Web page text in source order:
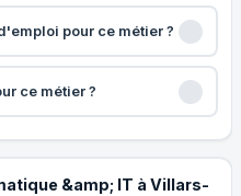
pour ce métier ?
ce métier ?
&amp; IT à Villars-